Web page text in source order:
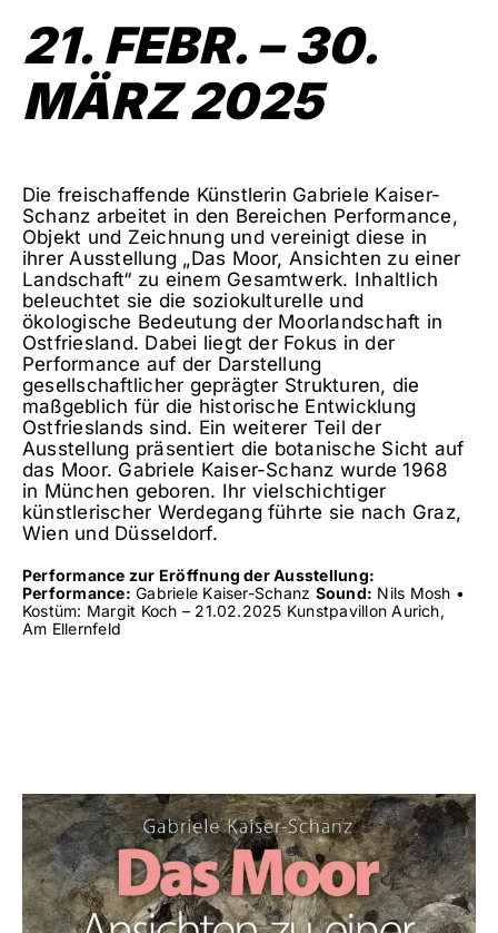
21. FEBR. – 30.
MÄRZ 2025
Die freischaffende Künstlerin Gabriele Kaiser-
Schanz arbeitet in den Bereichen Performance,
Objekt und Zeichnung und vereinigt diese in
ihrer Ausstellung „Das Moor, Ansichten zu einer
Landschaft“ zu einem Gesamtwerk. Inhaltlich
beleuchtet sie die soziokulturelle und
ökologische Bedeutung der Moorlandschaft in
Ostfriesland. Dabei liegt der Fokus in der
Performance auf der Darstellung
gesellschaftlicher geprägter Strukturen, die
maßgeblich für die historische Entwicklung
Ostfrieslands sind. Ein weiterer Teil der
Ausstellung präsentiert die botanische Sicht auf
das Moor. Gabriele Kaiser-Schanz wurde 1968
in München geboren. Ihr vielschichtiger
künstlerischer Werdegang führte sie nach Graz,
Wien und Düsseldorf.
Performance zur Eröffnung der Ausstellung:
Performance: Gabriele Kaiser-Schanz Sound: Nils Mosh •
Kostüm: Margit Koch – 21.02.2025 Kunstpavillon Aurich,
Am Ellernfeld